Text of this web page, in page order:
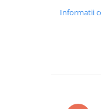
Informatii